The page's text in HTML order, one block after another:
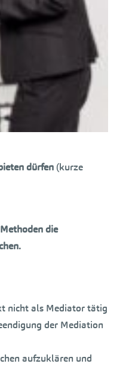
dürfen (kurze
die
nicht als Mediator tätig
der Mediation
aufzuklären und